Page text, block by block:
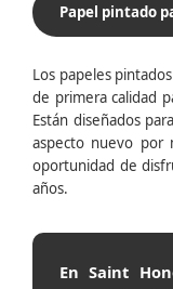
Papel pintado
Los papeles
de primera calidad
Están diseñados
aspecto nuevo por
oportunidad de
años.
En Saint